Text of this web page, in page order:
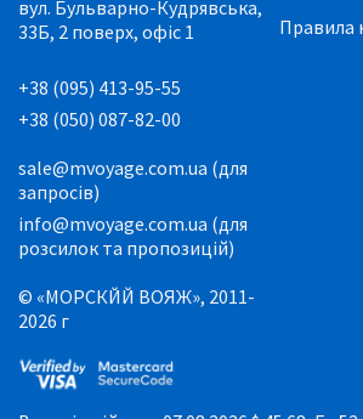
вул. Бульварно-Кудрявська,
33Б, 2 поверх, офіс 1
+38 (095) 413-95-55
+38 (050) 087-82-00
sale@mvoyage.com.ua (для
запросів)
info@mvoyage.com.ua (для
розсилок та пропозицій)
© «МОРСКЙЙ ВОЯЖ», 2011-
2026 г
Правила